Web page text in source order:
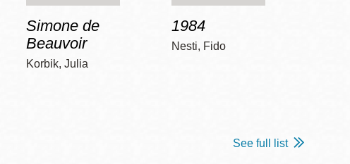
Simone de
Beauvoir
Korbik, Julia
1984
Nesti, Fido
See full list